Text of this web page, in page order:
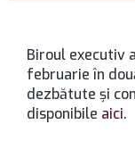
Biroul executiv
februarie în
dezbătute şi
disponibile aici.